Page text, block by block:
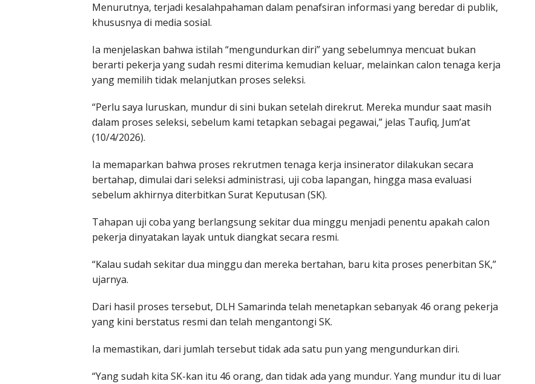
Menurutnya, terjadi kesalahpahaman dalam penafsiran informasi yang beredar di publik,
khususnya di media sosial.
Ia menjelaskan bahwa istilah “mengundurkan diri” yang sebelumnya mencuat bukan
berarti pekerja yang sudah resmi diterima kemudian keluar, melainkan calon tenaga kerja
yang memilih tidak melanjutkan proses seleksi.
“Perlu saya luruskan, mundur di sini bukan setelah direkrut. Mereka mundur saat masih
dalam proses seleksi, sebelum kami tetapkan sebagai pegawai,” jelas Taufiq, Jum’at
(10/4/2026).
Ia memaparkan bahwa proses rekrutmen tenaga kerja insinerator dilakukan secara
bertahap, dimulai dari seleksi administrasi, uji coba lapangan, hingga masa evaluasi
sebelum akhirnya diterbitkan Surat Keputusan (SK).
Tahapan uji coba yang berlangsung sekitar dua minggu menjadi penentu apakah calon
pekerja dinyatakan layak untuk diangkat secara resmi.
“Kalau sudah sekitar dua minggu dan mereka bertahan, baru kita proses penerbitan SK,”
ujarnya.
Dari hasil proses tersebut, DLH Samarinda telah menetapkan sebanyak 46 orang pekerja
yang kini berstatus resmi dan telah mengantongi SK.
Ia memastikan, dari jumlah tersebut tidak ada satu pun yang mengundurkan diri.
“Yang sudah kita SK-kan itu 46 orang, dan tidak ada yang mundur. Yang mundur itu di luar